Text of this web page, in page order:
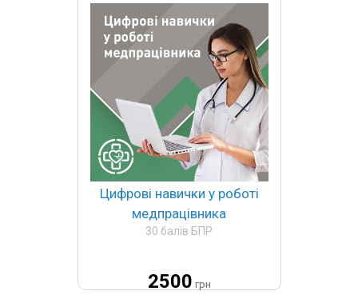
Цифрові навички у роботі
медпрацівника
30 балів БПР
2500 грн